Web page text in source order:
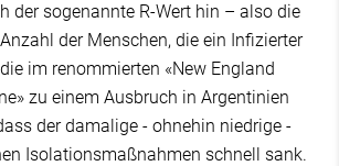
der sogenannte R-Wert hin – also die
der Menschen, die ein Infizierter
im renommierten «New England
zu einem Ausbruch in Argentinien
der damalige - ohnehin niedrige -
Isolationsmaßnahmen schnell sank.